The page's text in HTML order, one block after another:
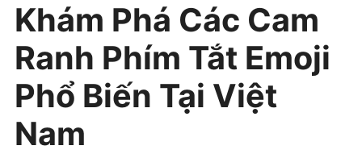
Khám Phá Các Cam
Ranh Phím Tắt Emoji
Phổ Biến Tại Việt
Nam